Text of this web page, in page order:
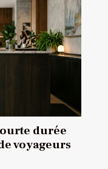
durée
voyageurs